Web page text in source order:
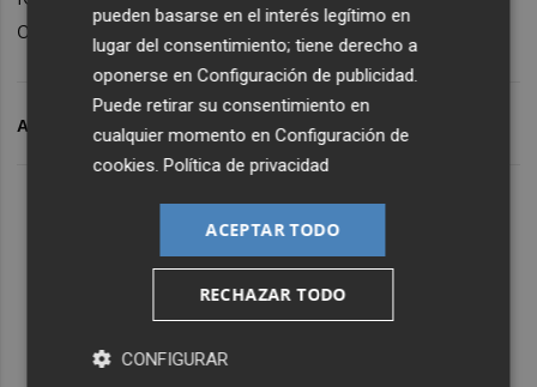
categoría (4-0).
ARCHIVADO EN ELCHE CF SALA
pueden basarse en el interés legítimo en
lugar del consentimiento; tiene derecho a
oponerse enConfiguración de publicidad
Puede retirar su consentimiento en
cualquier momento enConfiguración de
cookies .Política de privacidad
ACEPTAR TODO
RECHAZAR TODO
CONFIGURAR